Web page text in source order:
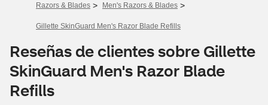
Razors & Blades > Men's Razors & Blades >
Gillette SkinGuard Men's Razor Blade Refills
Reseñas de clientes sobre Gillette
SkinGuard Men's Razor Blade
Refills